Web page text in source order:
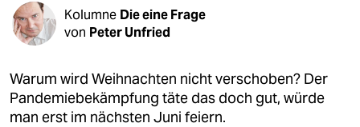
gesellschaft
kultur
sport
Kolumne Die eine Frage
von Peter Unfried
Warum wird Weihnachten nicht verschoben? Der
Pandemiebekämpfung täte das doch gut, würde
man erst im nächsten Juni feiern.